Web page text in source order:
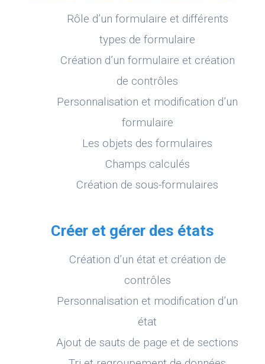
Rôle d’un formulaire et différents
types de formulaire
Création d’un formulaire et création
de contrôles
Personnalisation et modification d’un
formulaire
Les objets des formulaires
Champs calculés
Création de sous-formulaires
Créer et gérer des états
Création d’un état et création de
contrôles
Personnalisation et modification d’un
état
Ajout de sauts de page et de sections